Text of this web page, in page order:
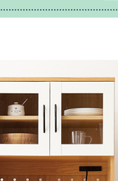
洗濯機
チェア